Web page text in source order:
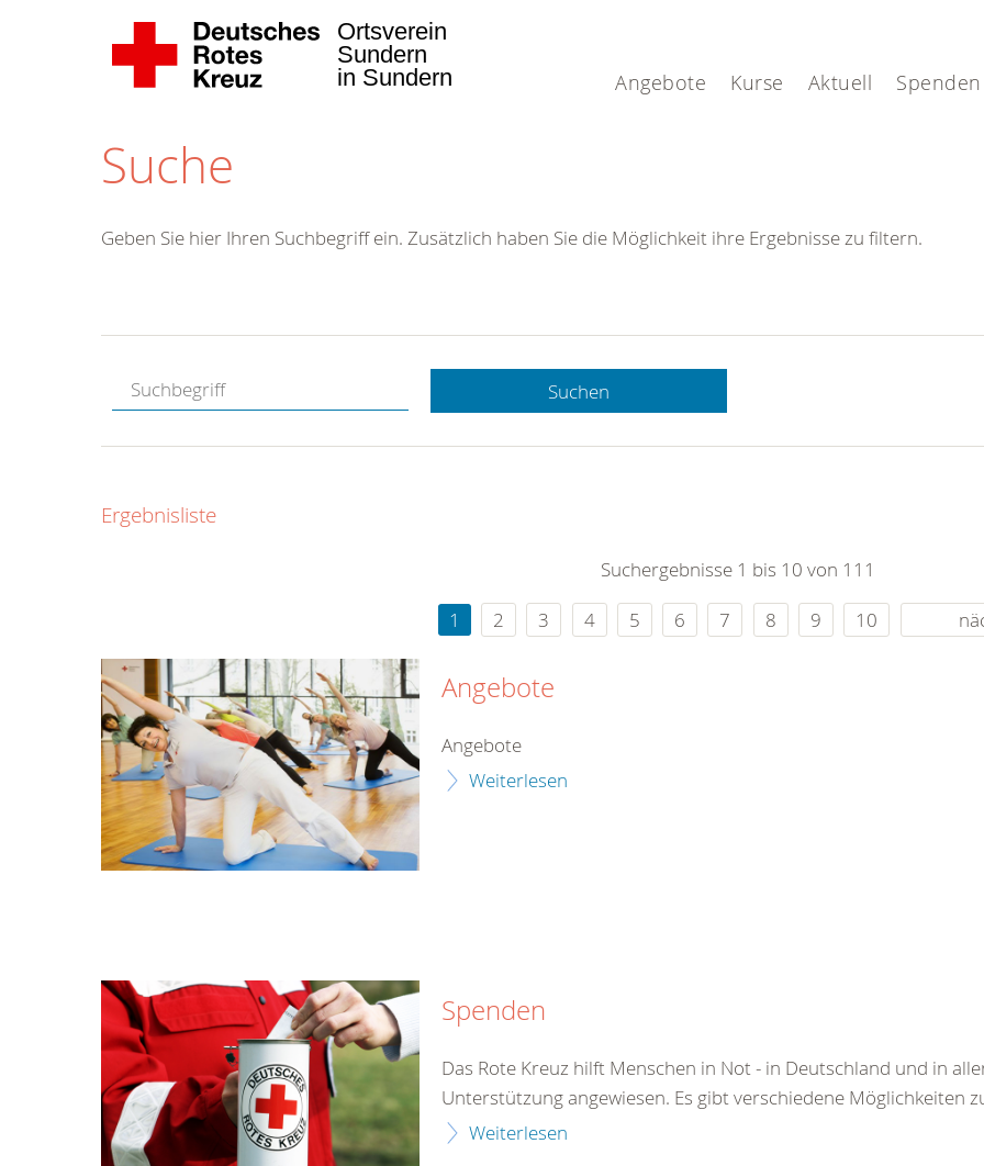
Angebote Kurse Aktuell Spenden
Ortsverein
Sundern
in Sundern
Suche
Hotline.
gerne.
rund um die Uhr
Geben Sie hier Ihren Suchbegriff ein. Zusätzlich haben Sie die Möglichkeit ihre Ergebnisse zu filtern.
Suchen
Ergebnisliste
Suchergebnisse 1 bis 10 von 111
1
2 3 4 5 6 7 8 9 10
Angebote
Angebote
Weiterlesen
Spenden
Das Rote Kreuz hilft Menschen in Not - in Deutschland und in
Unterstützung angewiesen. Es gibt verschiedene Möglichkeiten
Weiterlesen